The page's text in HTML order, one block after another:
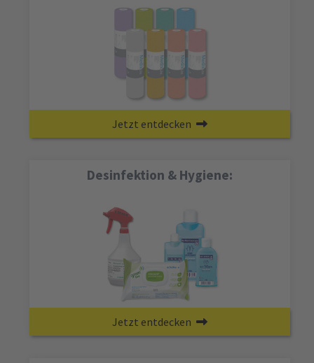
Jetzt entdecken
Desinfektion & Hygiene:
Jetzt entdecken